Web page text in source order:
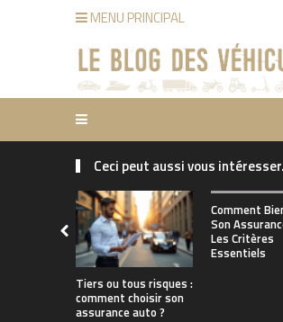
MENU PRINCIPAL
Ceci peut aussi vous
Tiers ou tous risques :
comment choisir son
assurance auto ?
Comment
Son
Les Critères
Essentiels